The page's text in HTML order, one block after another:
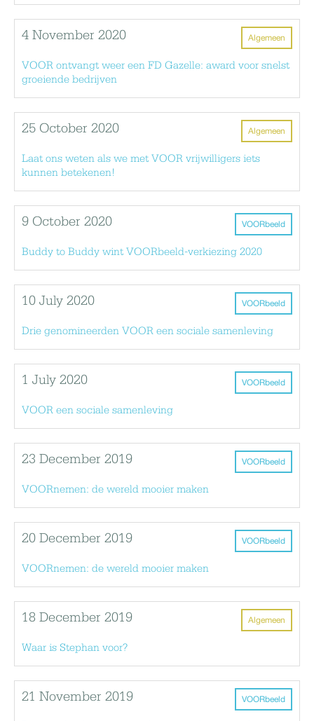
Algemeen
4 November 2020
VOOR ontvangt weer een FD Gazelle: award voor snelst
groeiende bedrijven
Algemeen
25 October 2020
Laat ons weten als we met VOOR vrijwilligers iets
kunnen betekenen!
VOORbeeld
9 October 2020
Buddy to Buddy wint VOORbeeld-verkiezing 2020
VOORbeeld
10 July 2020
Drie genomineerden VOOR een sociale samenleving
VOORbeeld
1 July 2020
VOOR een sociale samenleving
VOORbeeld
23 December 2019
VOORnemen: de wereld mooier maken
VOORbeeld
20 December 2019
VOORnemen: de wereld mooier maken
Algemeen
18 December 2019
Waar is Stephan voor?
VOORbeeld
21 November 2019